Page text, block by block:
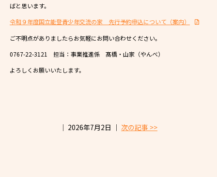
ばと思います。
令和９年度国立能登青少年交流の家 先行予約申込について（案内）
ご不明点がありましたらお気軽にお問い合わせください。
0767-22-3121 担当：事業推進係 髙橋・山家（やんべ）
よろしくお願いいたします。
│ 2026年7月2日 │ 次の記事 >>